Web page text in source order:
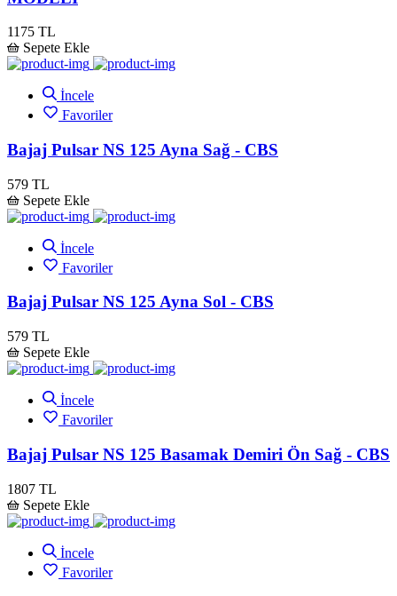
1175 TL
Sepete Ekle
İncele
Favoriler
Bajaj Pulsar NS 125 Ayna Sağ - CBS
579 TL
Sepete Ekle
İncele
Favoriler
Bajaj Pulsar NS 125 Ayna Sol - CBS
579 TL
Sepete Ekle
İncele
Favoriler
Bajaj Pulsar NS 125 Basamak Demiri Ön Sağ - CBS
1807 TL
Sepete Ekle
İncele
Favoriler